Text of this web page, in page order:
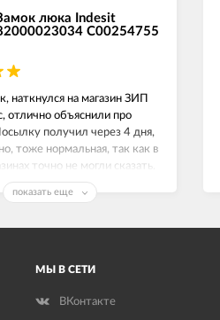
люка Indesit
C00254755
наткнулся на магазин ЗИП
отлично объяснили про
получил через 4 дня,
тоже нормальная, так как в
точно не могли сказать.
на Индезит рабочий,
показать еще
МЫ В СЕТИ
ВКонтакте